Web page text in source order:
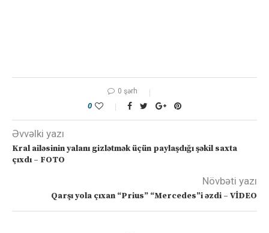
0 şərh
0
Əvvəlki yazı
Kral ailəsinin yalanı gizlətmək üçün paylaşdığı şəkil saxta
çıxdı – FOTO
Növbəti yazı
Qarşı yola çıxan “Prius” “Mercedes”i əzdi – VİDEO